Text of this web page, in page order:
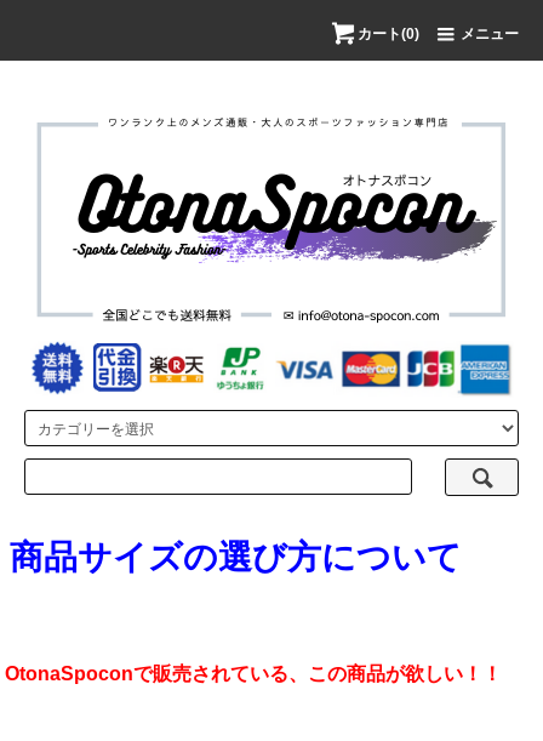
カート(0) メニュー
商品サイズの選び方について
OtonaSpoconで販売されている、この商品が欲しい！！